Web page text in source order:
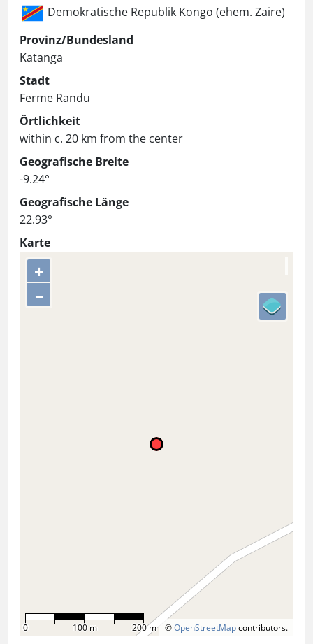
Demokratische Republik Kongo (ehem. Zaire)
Provinz/Bundesland
Katanga
Stadt
Ferme Randu
Örtlichkeit
within c. 20 km from the center
Geografische Breite
-9.24°
Geografische Länge
22.93°
Karte
+
–
©OpenStreetMapcontributors.
0 100 m 200 m